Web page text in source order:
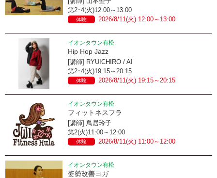
第2･4(火)12:00～13:00
体験 2026/8/11(火) 12:00～13:00
イオンタウン有松
Hip Hop Jazz
[講師] RYUICHIRO / AI
第2･4(火)19:15～20:15
体験 2026/8/11(火) 19:15～20:15
イオンタウン有松
フィットネスフラ
[講師] 鳥居玲子
第2(火)11:00～12:00
体験 2026/8/11(火) 11:00～12:00
イオンタウン有松
姿勢改善ヨガ